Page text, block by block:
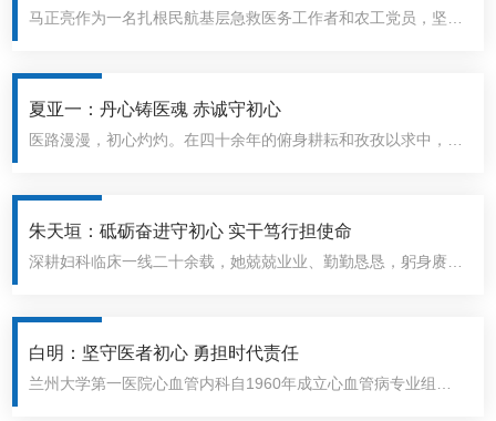
慧与家国情怀播撒在非洲大地，不仅用仁心仁术解除了当地民众
马正亮作为一名扎根民航基层急救医务工作者和农工党员，坚持
带动团队成长、以奉献担当扛起重大保障任务，在平凡的应急救
护岗位上发光发热，用坚守书写新时代民航劳动者敬业奉献、砥
砺前行的动人篇章。
夏亚一：丹心铸医魂 赤诚守初心
医路漫漫，初心灼灼。在四十余年的俯身耕耘和孜孜以求中，他
着“医者仁心”的深刻内涵，把“健康所系，性命相托”的誓言写
进“参政为公、实干为民”的实践中，在无影灯下为患者重塑健康
人生，在科研路上勇攀医学高峰，在建言献策中寄情民生福祉，
朱天垣：砥砺奋进守初心 实干笃行担使命
深耕妇科临床一线二十余载，她兢兢业业、勤勤恳恳，躬身赓续
和人民的卫生健康事业紧密相连，把大爱仁心和精湛医术深深融
进“参政为公、实干为民”理念追求。她始终胸怀“国之大者”，坚
守多党合作初心，用实际行动诠释榜样力量和精神内核，用满腔
白明：坚守医者初心 勇担时代责任
兰州大学第一医院心血管内科自1960年成立心血管病专业组